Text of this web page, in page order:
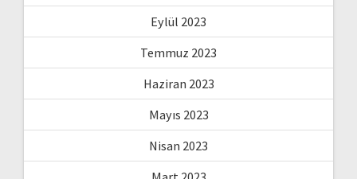
Eylül 2023
Temmuz 2023
Haziran 2023
Mayıs 2023
Nisan 2023